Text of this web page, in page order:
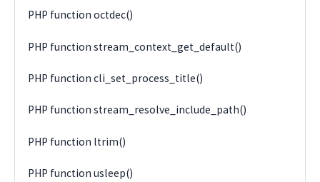
PHP function octdec()
PHP function stream_context_get_default()
PHP function cli_set_process_title()
PHP function stream_resolve_include_path()
PHP function ltrim()
PHP function usleep()